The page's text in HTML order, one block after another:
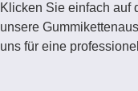
Klicken Sie einfach auf
unsere
uns für eine